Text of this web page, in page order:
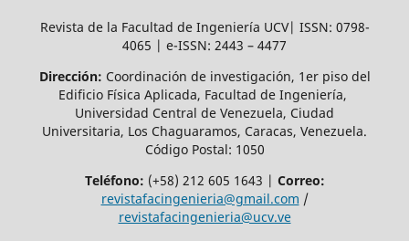
Revista de la Facultad de Ingeniería UCV| ISSN: 0798-
4065 | e-ISSN: 2443 – 4477
Dirección: Coordinación de investigación, 1er piso del
Edificio Física Aplicada, Facultad de Ingeniería,
Universidad Central de Venezuela, Ciudad
Universitaria, Los Chaguaramos, Caracas, Venezuela.
Código Postal: 1050
Teléfono: (+58) 212 605 1643 | Correo:
revistafacingenieria@gmail.com /
revistafacingenieria@ucv.ve